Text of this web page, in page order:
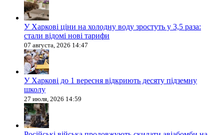
У Харкові ціни на холодну воду зростуть у 3,5 раза:
стали відомі нові тарифи
07 августа, 2026 14:47
У Харкові до 1 вересня відкриють десяту підземну
школу
27 июля, 2026 14:59